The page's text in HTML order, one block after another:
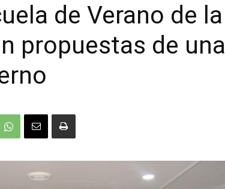
de Verano de la
propuestas de una